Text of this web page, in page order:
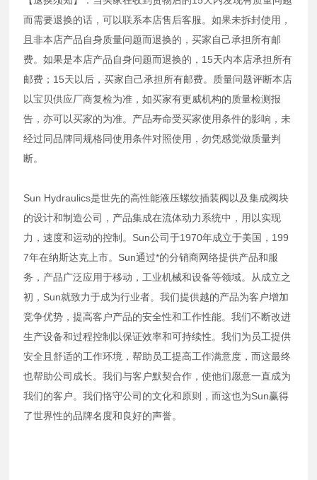
而需要退换的话，可以联系本店售后客服。如果未拆封使用，
且非本店产品自身质量问题而退换的，买家自己承担所有邮
费。如果是本店产品自身问题而退换的，15天内本店承担所有
邮费；15天以后，买家自己承担所有邮费。质量问题评断本店
以宝贝供应厂商复检为准，如买家有更威机构的质量检测报
告，亦可以买家的为准。产品寿命受买家使用条件的影响，未
经过同品牌同规格同使用条件对照使用，勿凭感觉做质量判
断。
Sun Hydraulics是世先的高性能液压螺纹插装阀以及集成阀块
的设计和制造公司，产品集成在流体动力系统中，用以实现
力，速度和运动的控制。Sun公司于1970年成立于美国，199
7年在纳斯达克上市。Sun通过*的分销商网络提供产品和服
务，产品广泛应用于移动，工业机械和设备等领域。从成立之
初，Sun就致力于成为行业者。我们提供越的产品为客户增加
竞争优势，提高客户产品的安全性和工作性能。我们不断改进
生产设备和过程控制以保证效率和可持续性。我们为员工提供
安全且舒适的工作环境，帮助员工提高工作满意度，而这最终
也帮助公司成长。我们与客户默契合作，使他们愿意一直成为
我们的客户。我们恪守公司的文化和原则，而这也为Sun赢得
了世界性的品牌名度和良好的声誉。